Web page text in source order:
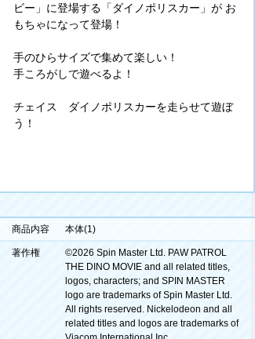
ビー」に登場する「ダイノポリスカー」が お
もちゃになって登場！
手のひらサイズで集めて楽しい！
手ころがしで遊べるよ！
チェイス ダイノポリスカーを走らせて遊ぼ
う！
商品内容 本体(1)
著作権
©2026 Spin Master Ltd. PAW PATROL
THE DINO MOVIE and all related titles,
logos, characters; and SPIN MASTER
logo are trademarks of Spin Master Ltd.
All rights reserved. Nickelodeon and all
related titles and logos are trademarks of